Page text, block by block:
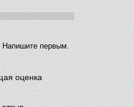
первым.
оценка